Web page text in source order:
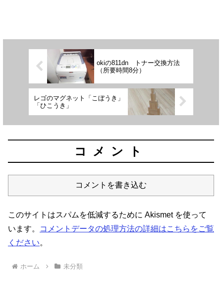
okiの811dn トナー交換方法
（所要時間8分）
レゴのマグネット「こぼうき」
「ひこうき」
コメント
コメントを書き込む
このサイトはスパムを低減するために Akismet を使って
います。
コメントデータの処理方法の詳細はこちらをご覧
ください。
ホーム 未分類